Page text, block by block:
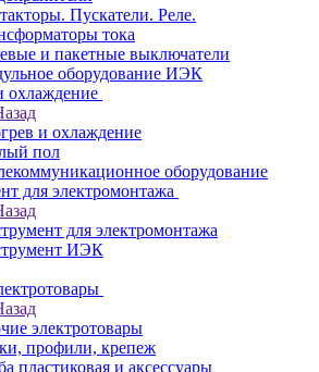
Пускатели. Реле.
тока
и пакетные выключатели
оборудование ИЭК
охлаждение
и охлаждение
пол
оборудование
для электромонтажа
для электромонтажа
ИЭК
электротовары
профили, крепеж
пластиковая и аксессуары